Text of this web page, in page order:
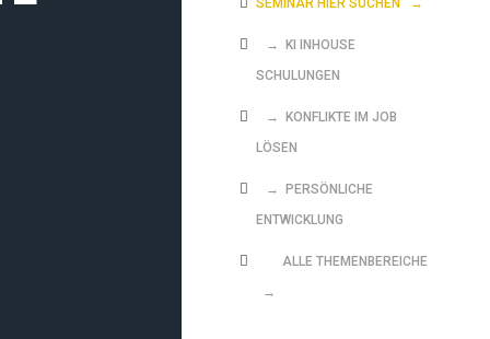
SEMINAR HIER SUCHEN →
→ KI INHOUSE
SCHULUNGEN
→ KONFLIKTE IM JOB
LÖSEN
→ PERSÖNLICHE
ENTWICKLUNG
ALLE THEMENBEREICHE
→